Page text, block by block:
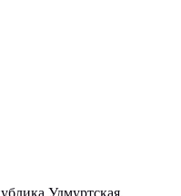
Удмуртская,